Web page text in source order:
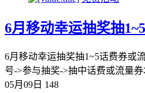
6月移动幸运抽奖抽
6月移动幸运抽奖抽1~5话费券或
号->参与抽奖->抽中话费或流量
05月09日 148